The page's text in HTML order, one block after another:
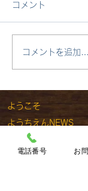
コメント
コメントを追加…
ようこそ
ようちえんNEWS
園について
園の教育
電話番号 お